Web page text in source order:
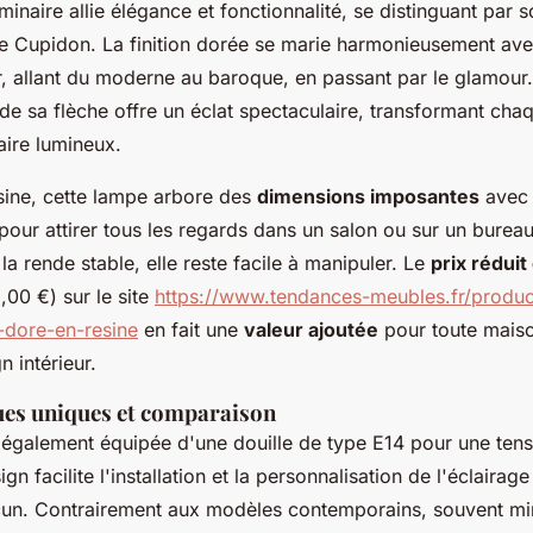
allie élégance et fonctionnalité, se distinguant par
Cupidon. La finition dorée se marie harmonieusement
allant du moderne au baroque, en passant par le
sa flèche offre un éclat spectaculaire, transformant
lumineux.
cette lampe arbore des dimensions imposantes avec
attirer tous les regards dans un salon ou sur un
rende stable, elle reste facile à manipuler. Le prix réduit
€) sur le site https://www.tendances-meubles.fr/
en-resine en fait une valeur ajoutée pour toute
intérieur.
uniques et comparaison
équipée d'une douille de type E14 pour une
facilite l'installation et la personnalisation de
Contrairement aux modèles contemporains, souvent